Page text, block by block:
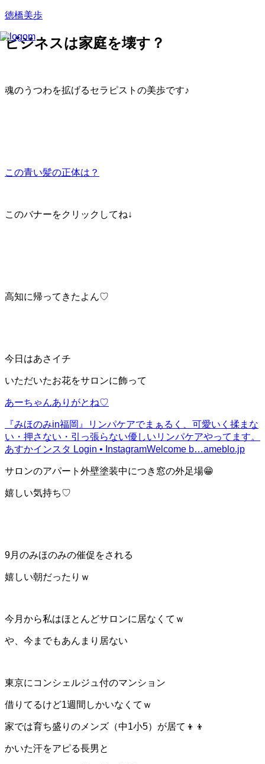
徳橋美歩
ビジネスは家庭を壊す？
魂のうつわを拡げるセラピストの美歩です♪
この青い髪の正体は？
このバナーをクリックしてね↓
高知に帰ってきたよん♡
今日はあさイチ
いただいたお花をサロンに飾って
あーちゃんありがとね♡
『みほのみin福岡』
リンパケアでまぁるく、可愛いく揉まな
い・押さない・引っ張らない優しいリンパケアやってます。
あすかインスタ Login • InstagramWelcome b…ameblo.jp
サロンのアパート外壁塗装中につき窓の外足場😁
嬉しい気持ち♡
9月のみほのみの催促をされる
嬉しい朝だったりｗ
今月から私はほとんどサロンに居なくてｗ
や、今までもあんまり居ない
東京にコンシェルジュ付のマンション
借りてるけど1週間しかいなくてｗ
家では育ち盛りのメンズ（中1小5）が居て👦👦
かいた汗をアピる長男と